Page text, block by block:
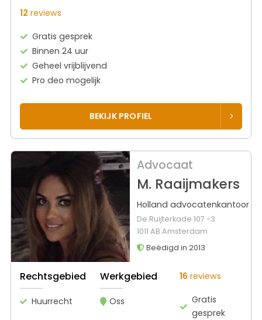
12 reviews
Gratis gesprek
Binnen 24 uur
Geheel vrijblijvend
Pro deo mogelijk
BEKIJK PROFIEL
Advocaat
M. Raaijmakers
Holland advocatenkantoor
De Ruijterkade 107 -3
1011 AB Amsterdam
Beëdigd in 2013
Rechtsgebied
Huurrecht
Werkgebied
Oss
16 reviews
Gratis
gesprek